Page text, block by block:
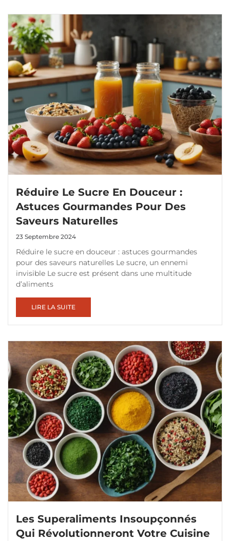
Réduire Le Sucre En Douceur :
Astuces Gourmandes Pour Des
Saveurs Naturelles
23 Septembre 2024
Réduire le sucre en douceur : astuces gourmandes
pour des saveurs naturelles Le sucre, un ennemi
invisible Le sucre est présent dans une multitude
d’aliments
LIRE LA SUITE
Les Superaliments Insoupçonnés
Qui Révolutionneront Votre Cuisine